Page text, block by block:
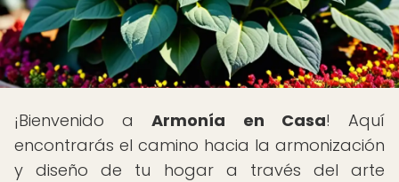
¡Bienvenido aArmonía en Casa! Aquí
encontrarás el camino hacia la armonización
y diseño de tu hogar a través del arte